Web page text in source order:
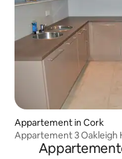
Appartement in Cork
Appartement 3 Oakleigh